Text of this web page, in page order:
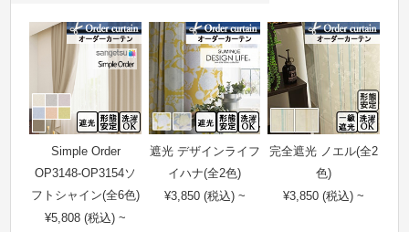
Simple Order
OP3148-OP3154ソ
フトシャイン(全6色)
¥5,808 (税込) ~
遮光 デザインライフ
イハナ(全2色)
¥3,850 (税込) ~
完全遮光 ノエル(全2
色)
¥3,850 (税込) ~